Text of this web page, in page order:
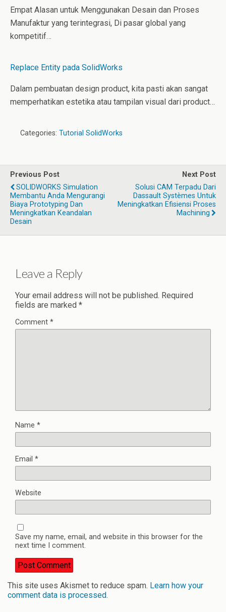
Empat Alasan untuk Menggunakan Desain dan Proses
Manufaktur yang terintegrasi, Di pasar global yang
kompetitif…
Replace Entity pada SolidWorks
Dalam pembuatan design product, kita pasti akan sangat
memperhatikan estetika atau tampilan visual dari product…
Categories: Tutorial SolidWorks
Previous Post
SOLIDWORKS Simulation
Membantu Anda Mengurangi
Biaya Prototyping Dan
Meningkatkan Keandalan
Desain
Next Post
Solusi CAM Terpadu Dari
Dassault Systèmes Untuk
Meningkatkan Efisiensi Proses
Machining
Leave a Reply
Your email address will not be published. Required
fields are marked *
Comment *
Name *
Email *
Website
Save my name, email, and website in this browser for the
next time I comment.
This site uses Akismet to reduce spam. Learn how your
comment data is processed.